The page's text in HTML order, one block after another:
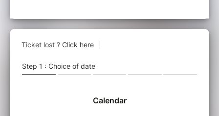
prestige qu’il pouvait revêtir. De l’autre côté de
la Seine, la gare d’Orsay regardait le château.
L’ancienne gare est devenue Musée, alors
qu’elle était aussi destinée à tomber en ruines.
Il existe en réalité 8 Louvres, 8 temporalités
Louvre, et qui aujourd’hui en font un tout si
disparate, mais si exceptionnel. Découvrons